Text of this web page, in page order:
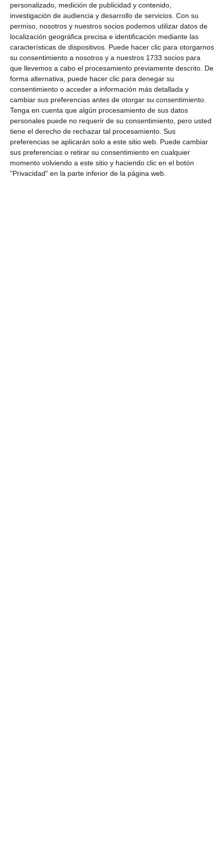
personalizado, medición de publicidad y contenido,
investigación de audiencia y desarrollo de servicios. Con su
permiso, nosotros y nuestros socios podemos utilizar datos de
localización geográfica precisa e identificación mediante las
características de dispositivos. Puede hacer clic para otorgarnos
su consentimiento a nosotros y a nuestros 1733 socios para
que llevemos a cabo el procesamiento previamente descrito. De
forma alternativa, puede hacer clic para denegar su
consentimiento o acceder a información más detallada y
cambiar sus preferencias antes de otorgar su consentimiento.
Tenga en cuenta que algún procesamiento de sus datos
personales puede no requerir de su consentimiento, pero usted
tiene el derecho de rechazar tal procesamiento. Sus
preferencias se aplicarán solo a este sitio web. Puede cambiar
sus preferencias o retirar su consentimiento en cualquier
momento volviendo a este sitio y haciendo clic en el botón
"Privacidad" en la parte inferior de la página web.